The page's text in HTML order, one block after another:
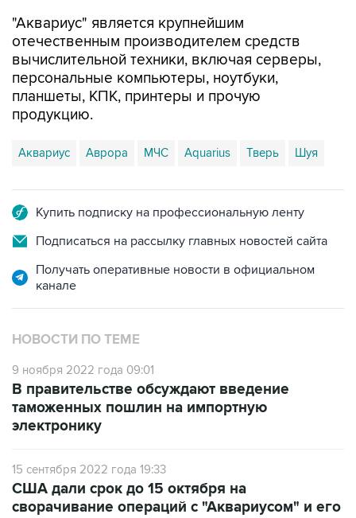
"Аквариус" является крупнейшим
отечественным производителем средств
вычислительной техники, включая серверы,
персональные компьютеры, ноутбуки,
планшеты, КПК, принтеры и прочую
продукцию.
Аквариус Аврора МЧС Aquarius Тверь Шуя
Купить подписку на профессиональную ленту
Подписаться на рассылку главных новостей сайта
Получать оперативные новости в официальном
канале
НОВОСТИ ПО ТЕМЕ
9 ноября 2022 года 09:01
В правительстве обсуждают введение
таможенных пошлин на импортную
электронику
15 сентября 2022 года 19:33
США дали срок до 15 октября на
сворачивание операций с "Аквариусом" и его